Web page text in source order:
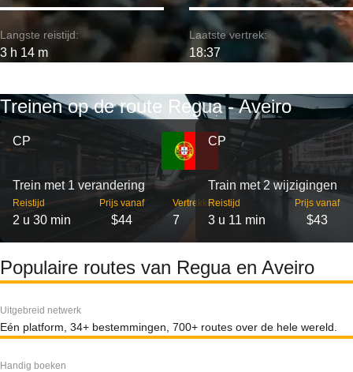
Langste reistijd:
3 h 14 m
Laatste vertrek:
18:37
Treinen op de route Regua - Aveiro
CP
Trein met 1 verandering
Reistijd
2 u 30 min
Prijs vanaf
$44
Vertrekken
7
CP
Train met 2 wijzigingen
Reistijd
3 u 11 min
Prijs vanaf
$43
Populaire routes van Regua en Aveiro
Uitgebreid netwerk
Eén platform, 34+ bestemmingen, 700+ routes over de hele wereld.
Handig boeken